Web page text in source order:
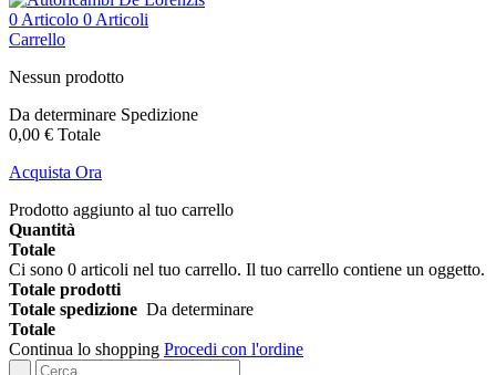
0Articolo 0 Articoli
Carrello
Nessun prodotto
Da determinare Spedizione
0,00 € Totale
Acquista Ora
Prodotto aggiunto al tuo carrello
Quantità
Totale
Ci sono 0 articoli nel tuo carrello. Il tuo carrello contiene un oggetto.
Totale prodotti
Totale spedizione Da determinare
Totale
Continua lo shopping Procedi con l'ordine